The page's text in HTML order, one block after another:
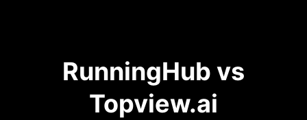
RunningHub vs
Topview.ai